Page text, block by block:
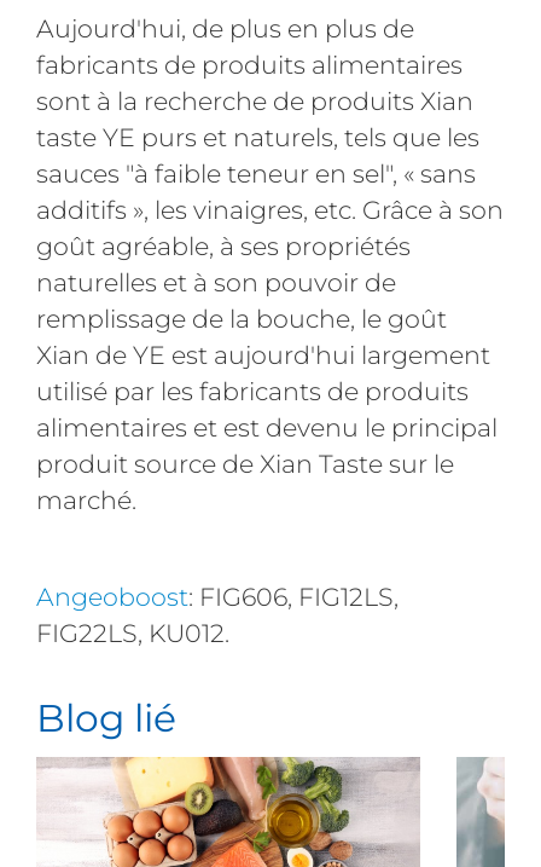
Aujourd'hui, de plus en plus de
fabricants de produits alimentaires
sont à la recherche de produits Xian
taste YE purs et naturels, tels que les
sauces "à faible teneur en sel", « sans
additifs », les vinaigres, etc. Grâce à son
goût agréable, à ses propriétés
naturelles et à son pouvoir de
remplissage de la bouche, le goût
Xian de YE est aujourd'hui largement
utilisé par les fabricants de produits
alimentaires et est devenu le principal
produit source de Xian Taste sur le
marché.
Angeoboost: FIG606, FIG12LS,
FIG22LS, KU012.
Blog lié